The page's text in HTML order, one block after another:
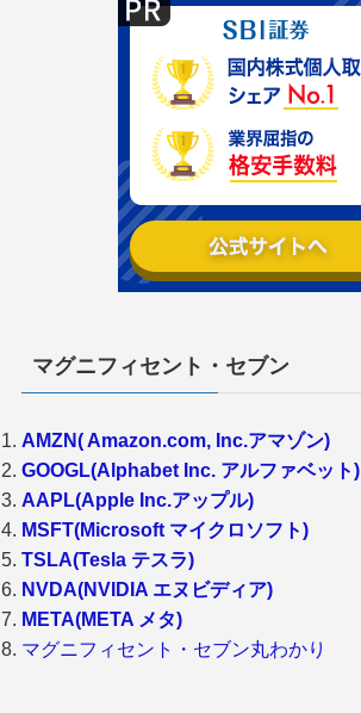
マグニフィセント・セブン
AMZN( Amazon.com, Inc.アマゾン)
GOOGL(Alphabet Inc. アルファベット)
AAPL(Apple Inc.アップル)
MSFT(Microsoft マイクロソフト)
TSLA(Tesla テスラ)
NVDA(NVIDIA エヌビディア)
META(META メタ)
マグニフィセント・セブン丸わかり